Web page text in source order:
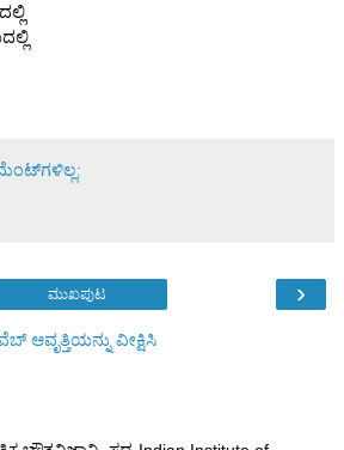
›
ಮುಖಪುಟ
ಆವೃತ್ತಿಯನ್ನು ವೀಕ್ಷಿಸಿ